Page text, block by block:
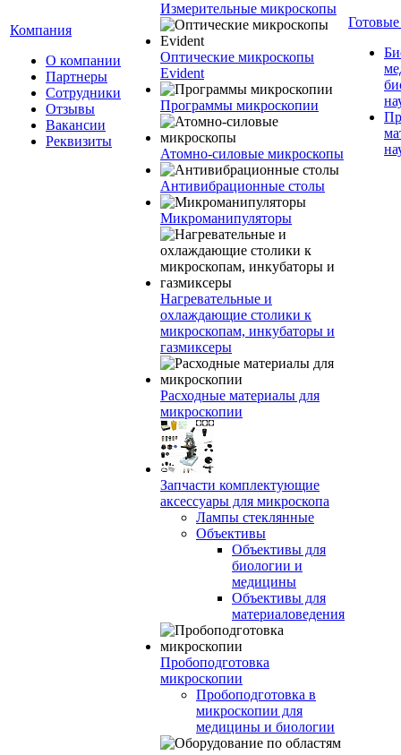
Компания
О компании
Партнеры
Сотрудники
Отзывы
Вакансии
Реквизиты
Измерительные микроскопы
Оптические микроскопы
Evident
Программы микроскопии
Атомно-силовые микроскопы
Антивибрационные столы
Микроманипуляторы
Нагревательные и
охлаждающие столики к
микроскопам, инкубаторы и
газмиксеры
Расходные материалы для
микроскопии
Запчасти комплектующие
аксессуары для микроскопа
Лампы стеклянные
Объективы
Объективы для
биологии и
медицины
Объективы для
материаловедения
Пробоподготовка
микроскопии
Пробоподготовка в
микроскопии для
медицины и биологии